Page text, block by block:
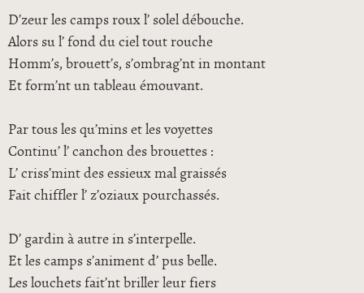
D’zeur les camps roux l’ solel débouche.
Alors su l’ fond du ciel tout rouche
Homm’s, brouett’s, s’ombrag’nt in montant
Et form’nt un tableau émouvant.
Par tous les qu’mins et les voyettes
Continu’ l’ canchon des brouettes :
L’ criss’mint des essieux mal graissés
Fait chiffler l’ z’oziaux pourchassés.
D’ gardin à autre in s’interpelle.
Et les camps s’animent d’ pus belle.
Les louchets fait’nt briller leur fiers